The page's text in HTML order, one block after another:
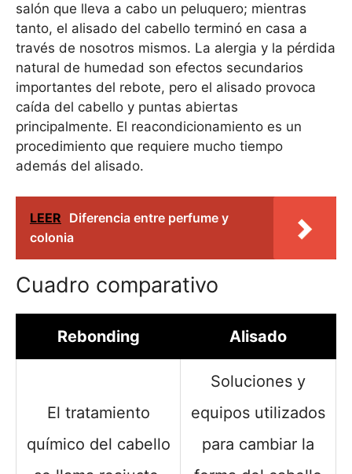
salón que lleva a cabo un peluquero; mientras
tanto, el alisado del cabello terminó en casa a
través de nosotros mismos. La alergia y la pérdida
natural de humedad son efectos secundarios
importantes del rebote, pero el alisado provoca
caída del cabello y puntas abiertas
principalmente. El reacondicionamiento es un
procedimiento que requiere mucho tiempo
además del alisado.
LEER Diferencia entre perfume y
colonia
Cuadro comparativo
Rebonding Alisado
El tratamiento
químico del cabello
Soluciones y
equipos utilizados
para cambiar la